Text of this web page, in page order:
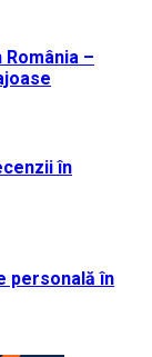
–
în
personală în